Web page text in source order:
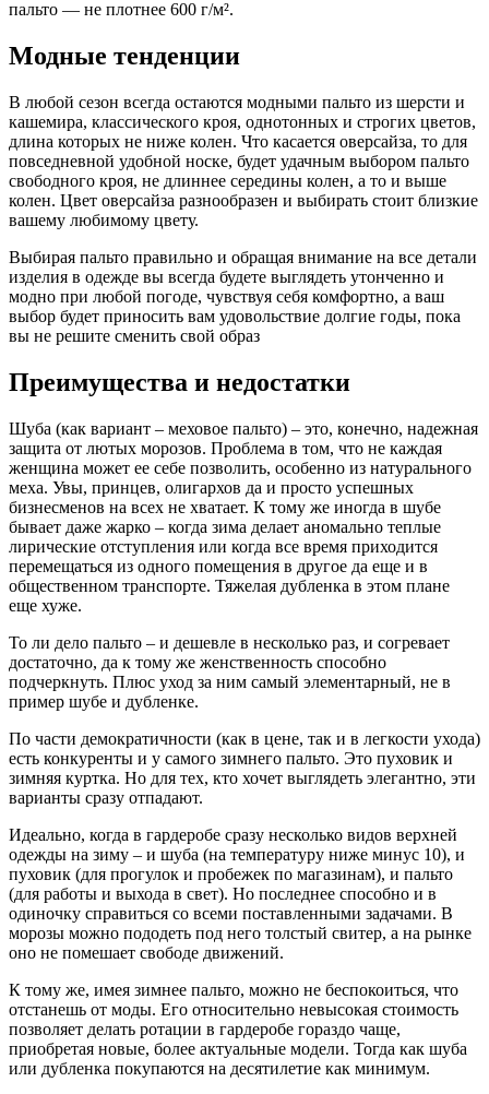
пальто — не плотнее 600 г/м².
Модные тенденции
В любой сезон всегда остаются модными пальто из шерсти и
кашемира, классического кроя, однотонных и строгих цветов,
длина которых не ниже колен. Что касается оверсайза, то для
повседневной удобной носке, будет удачным выбором пальто
свободного кроя, не длиннее середины колен, а то и выше
колен. Цвет оверсайза разнообразен и выбирать стоит близкие
вашему любимому цвету.
Выбирая пальто правильно и обращая внимание на все детали
изделия в одежде вы всегда будете выглядеть утонченно и
модно при любой погоде, чувствуя себя комфортно, а ваш
выбор будет приносить вам удовольствие долгие годы, пока
вы не решите сменить свой образ
Преимущества и недостатки
Шуба (как вариант – меховое пальто) – это, конечно, надежная
защита от лютых морозов. Проблема в том, что не каждая
женщина может ее себе позволить, особенно из натурального
меха. Увы, принцев, олигархов да и просто успешных
бизнесменов на всех не хватает. К тому же иногда в шубе
бывает даже жарко – когда зима делает аномально теплые
лирические отступления или когда все время приходится
перемещаться из одного помещения в другое да еще и в
общественном транспорте. Тяжелая дубленка в этом плане
еще хуже.
То ли дело пальто – и дешевле в несколько раз, и согревает
достаточно, да к тому же женственность способно
подчеркнуть. Плюс уход за ним самый элементарный, не в
пример шубе и дубленке.
По части демократичности (как в цене, так и в легкости ухода)
есть конкуренты и у самого зимнего пальто. Это пуховик и
зимняя куртка. Но для тех, кто хочет выглядеть элегантно, эти
варианты сразу отпадают.
Идеально, когда в гардеробе сразу несколько видов верхней
одежды на зиму – и шуба (на температуру ниже минус 10), и
пуховик (для прогулок и пробежек по магазинам), и пальто
(для работы и выхода в свет). Но последнее способно и в
одиночку справиться со всеми поставленными задачами. В
морозы можно пододеть под него толстый свитер, а на рынке
оно не помешает свободе движений.
К тому же, имея зимнее пальто, можно не беспокоиться, что
отстанешь от моды. Его относительно невысокая стоимость
позволяет делать ротации в гардеробе гораздо чаще,
приобретая новые, более актуальные модели. Тогда как шуба
или дубленка покупаются на десятилетие как минимум.